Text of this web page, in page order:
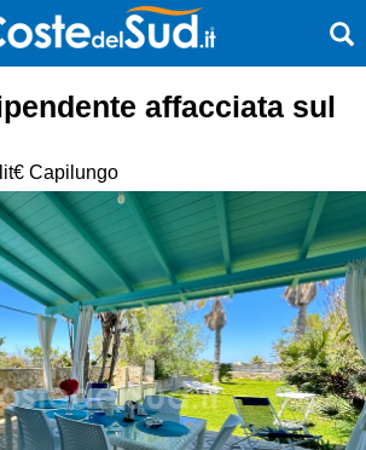
affacciata sul
Capilungo